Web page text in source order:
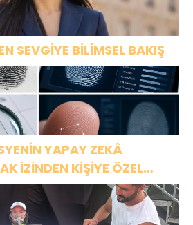
SEVGİYE BİLİMSEL BAKIŞ
YAPAY ZEKÂ
İZİNDEN KİŞİYE ÖZEL